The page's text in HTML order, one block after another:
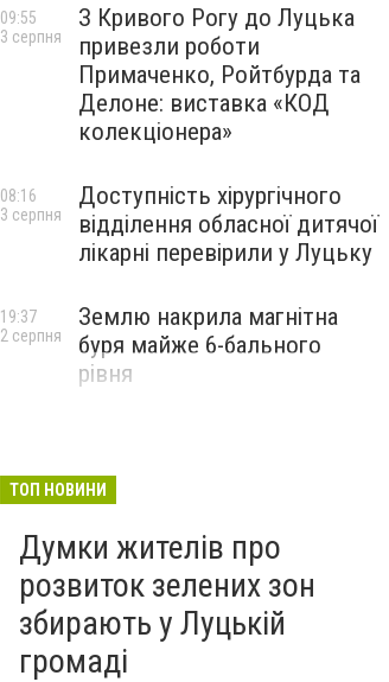
З Кривого Рогу до Луцька
привезли роботи
Примаченко, Ройтбурда та
Делоне: виставка «КОД
колекціонера»
09:55
3 серпня
Доступність хірургічного
відділення обласної дитячої
лікарні перевірили у Луцьку
08:16
3 серпня
Землю накрила магнітна
буря майже 6-бального
рівня
19:37
2 серпня
ТОП НОВИНИ
Думки жителів про
розвиток зелених зон
збирають у Луцькій
громаді